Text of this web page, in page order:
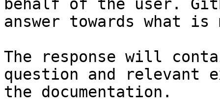
behalf of the user.
answer towards what
The response will
question and relevant
the documentation.